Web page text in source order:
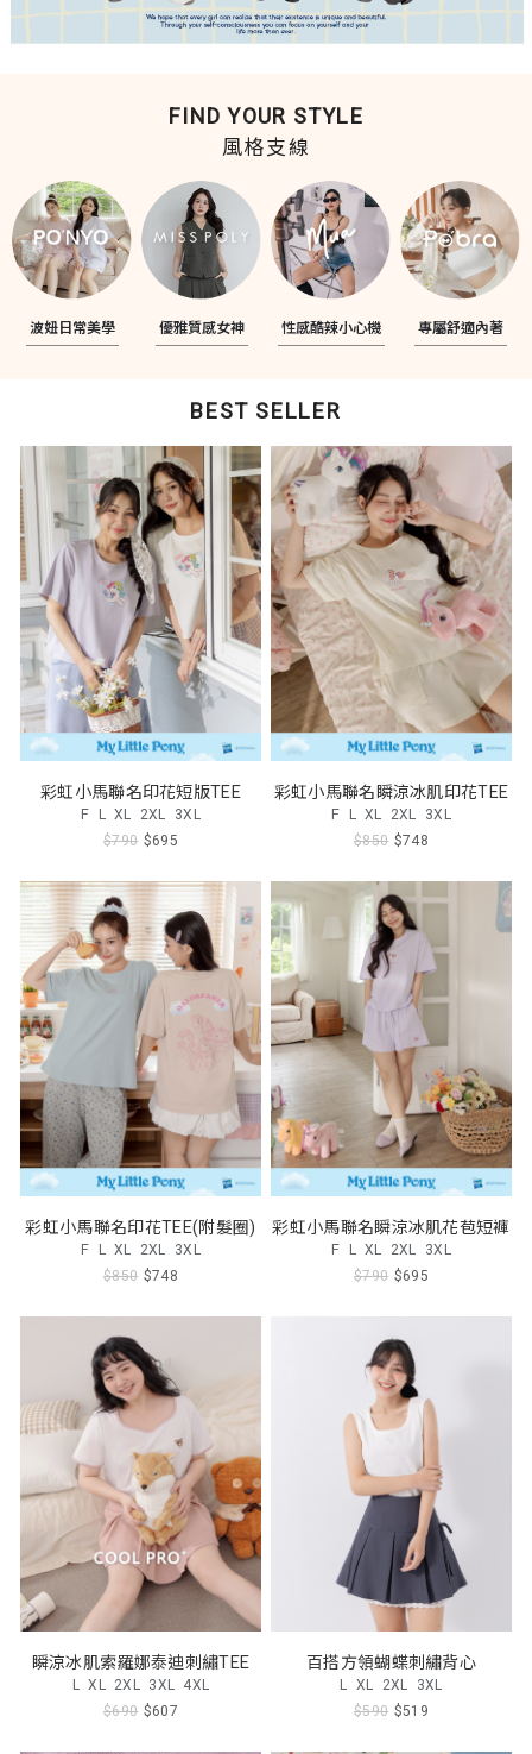
FIND YOUR STYLE
風格支線
波妞日常美學 優雅質感女神 性感酷辣小心機 專屬舒適內著
BEST SELLER
彩虹小馬聯名印花短版TEE
F L XL 2XL 3XL
$790 $695
彩虹小馬聯名瞬涼冰肌印花TEE
F L XL 2XL 3XL
$850 $748
彩虹小馬聯名印花TEE(附髮圈)
F L XL 2XL 3XL
$850 $748
彩虹小馬聯名瞬涼冰肌花苞短褲
F L XL 2XL 3XL
$790 $695
瞬涼冰肌索羅娜泰迪刺繡TEE
L XL 2XL 3XL 4XL
$690 $607
百搭方領蝴蝶刺繡背心
L XL 2XL 3XL
$590 $519